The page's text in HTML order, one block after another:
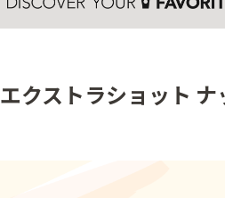
エクストラショット ナ